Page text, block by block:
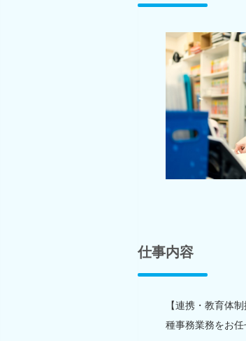
仕事内容
【連携・教育体
種事務業務をお